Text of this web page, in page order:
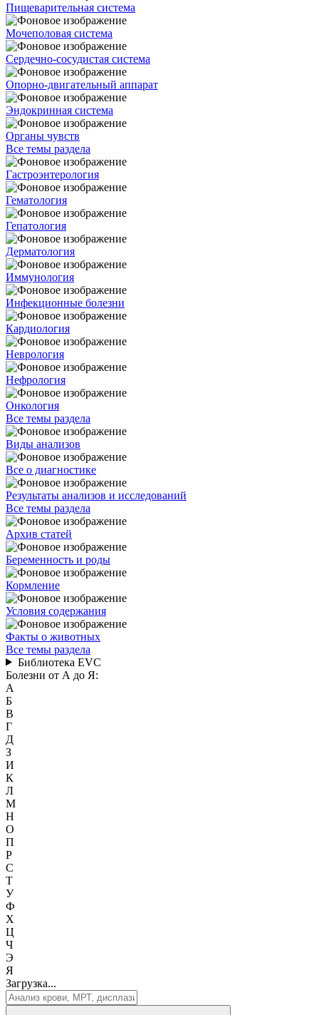
Пищеварительная система
Мочеполовая система
Сердечно-сосудистая система
Опорно-двигательный аппарат
Эндокринная система
Органы чувств
Все темы раздела
Гастроэнтерология
Гематология
Гепатология
Дерматология
Иммунология
Инфекционные болезни
Кардиология
Неврология
Нефрология
Онкология
Все темы раздела
Виды анализов
Все о диагностике
Результаты анализов и исследований
Все темы раздела
Архив статей
Беременность и роды
Кормление
Условия содержания
Факты о животных
Все темы раздела
Библиотека EVC
Болезни от А до Я:
А
Б
В
Г
Д
З
И
К
Л
М
Н
О
П
Р
С
Т
У
Ф
Х
Ц
Ч
Э
Я
Загрузка...